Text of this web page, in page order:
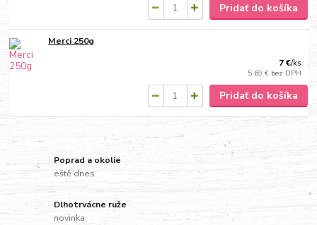
Pridať do košíka
Merci 250g
7 €/ks
5,69 € bez DPH
Pridať do košíka
Poprad a okolie
eště dnes
Dlhotrvácne ruže
novinka